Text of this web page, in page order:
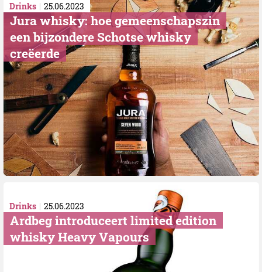
Drinks 25.06.2023
Jura whisky: hoe gemeenschapszin
een bijzondere Schotse whisky
creëerde
Drinks 25.06.2023
Ardbeg introduceert limited edition
whisky Heavy Vapours